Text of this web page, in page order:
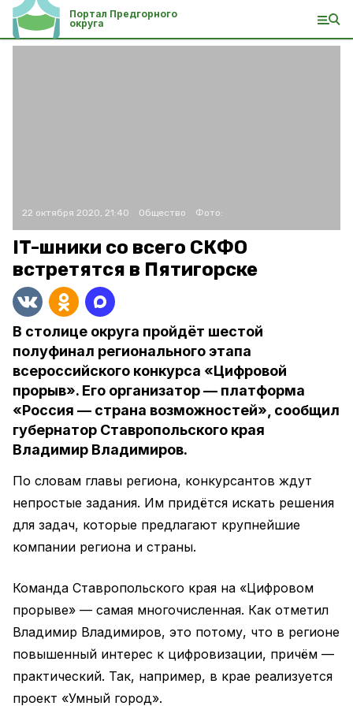
Портал Предгорного
округа
22 октября 2020, 21:40 Общество Фото:
IT-шники со всего СКФО
встретятся в Пятигорске
В столице округа пройдёт шестой
полуфинал регионального этапа
всероссийского конкурса «Цифровой
прорыв». Его организатор — платформа
«Россия — страна возможностей», сообщил
губернатор Ставропольского края
Владимир Владимиров.
По словам главы региона, конкурсантов ждут
непростые задания. Им придётся искать решения
для задач, которые предлагают крупнейшие
компании региона и страны.
Команда Ставропольского края на «Цифровом
прорыве» — самая многочисленная. Как отметил
Владимир Владимиров, это потому, что в регионе
повышенный интерес к цифровизации, причём —
практический. Так, например, в крае реализуется
проект «Умный город».